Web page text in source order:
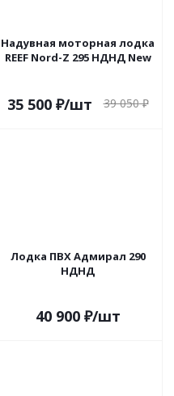
Надувная моторная лодка
REEF Nord-Z 295 НДНД New
35 500₽/шт 39 050₽
Лодка ПВХ Адмирал 290
НДНД
40 900₽/шт